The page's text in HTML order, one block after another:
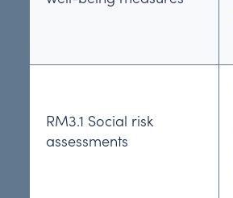
RM3.1 Social risk
assessments